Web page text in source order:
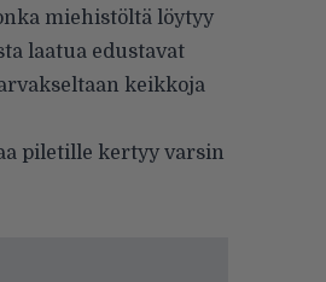
miehistöltä löytyy
laatua edustavat
keikkoja
piletille kertyy varsin